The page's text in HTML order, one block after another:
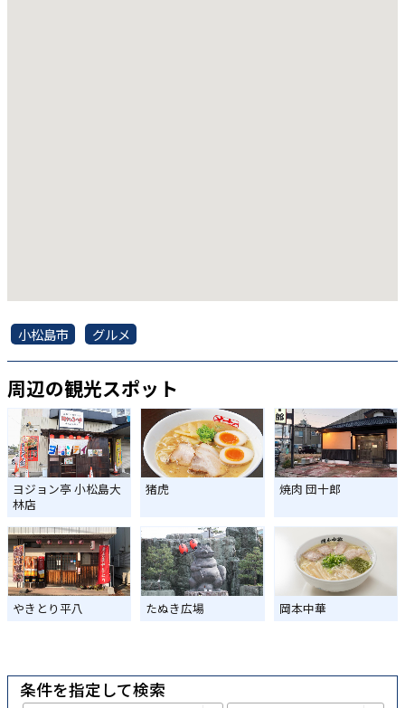
小松島市 グルメ
周辺の観光スポット
ヨジョン亭 小松島大
林店
猪虎 焼肉 団十郎
やきとり平八 たぬき広場 岡本中華
条件を指定して検索